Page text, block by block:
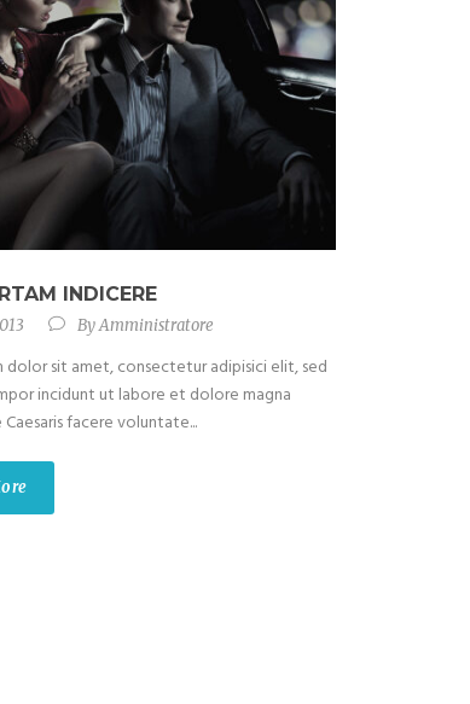
INDICERE
ByAmministratore
dolor sit amet, consectetur adipisici elit, sed
incidunt ut labore et dolore magna
Caesaris facere voluntate...